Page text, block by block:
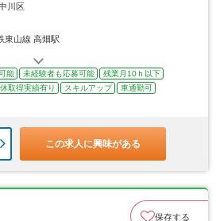
川区
東山線 高畑駅
能 未経験者も応募可能
残業月10ｈ以下
取得実績有り スキルアップ
車通勤可
この求人に興味がある
保存する